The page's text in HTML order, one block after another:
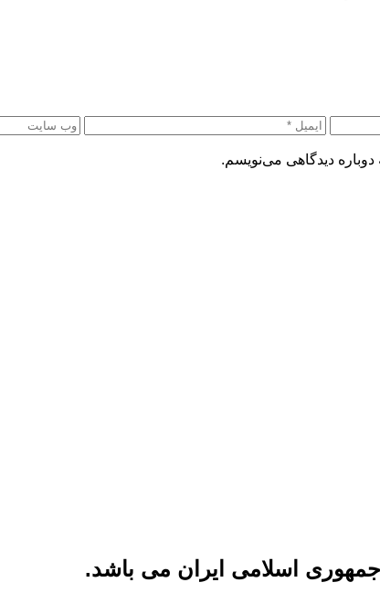
دیدگاهی می‌نویسم.
اسلامی ایران می باشد.